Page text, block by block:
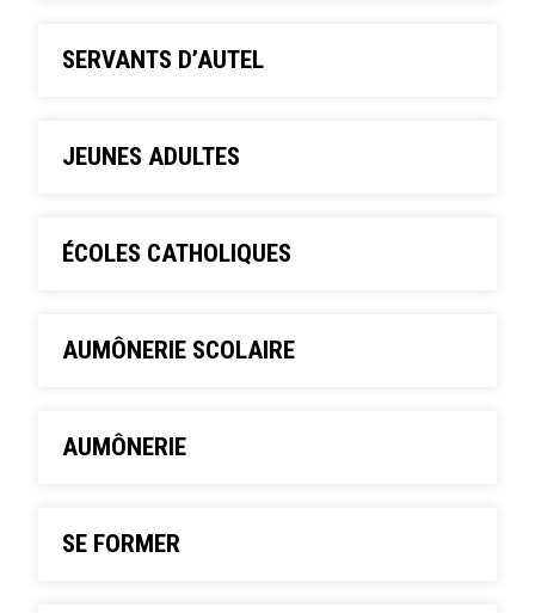
SERVANTS D’AUTEL
JEUNES ADULTES
ÉCOLES CATHOLIQUES
AUMÔNERIE SCOLAIRE
AUMÔNERIE
SE FORMER